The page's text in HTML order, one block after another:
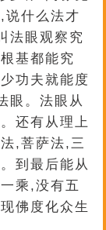
说什么法才
法眼观察究
基都能究
功夫就能度
眼。法眼从
还有从理上
,菩萨法,三
到最后能从
乘,没有五
佛度化众生